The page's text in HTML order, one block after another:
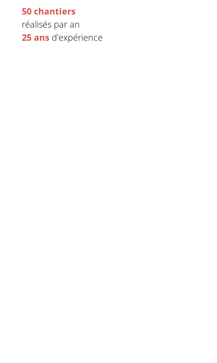
50 chantiers
réalisés par an
25 ansd’expérience